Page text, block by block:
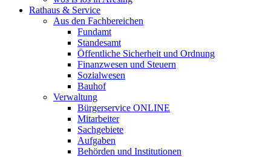
Rathaus & Service
Aus den Fachbereichen
Fundamt
Standesamt
Öffentliche Sicherheit und Ordnung
Finanzwesen und Steuern
Sozialwesen
Bauhof
Verwaltung
Bürgerservice ONLINE
Mitarbeiter
Sachgebiete
Aufgaben
Behörden und Institutionen